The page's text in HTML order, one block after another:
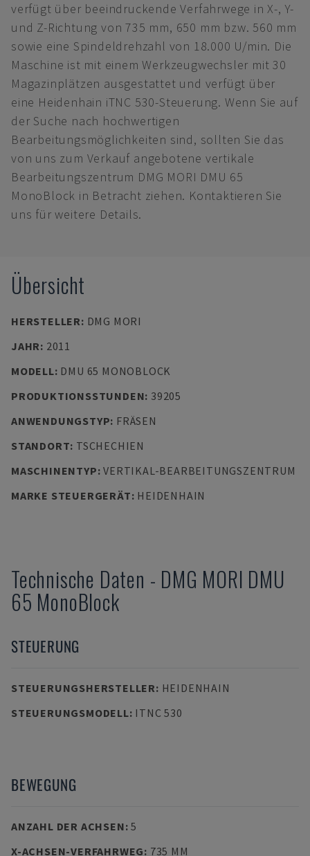
verfügt über beeindruckende Verfahrwege in X-, Y-
und Z-Richtung von 735 mm, 650 mm bzw. 560 mm
sowie eine Spindeldrehzahl von 18.000 U/min. Die
Maschine ist mit einem Werkzeugwechsler mit 30
Magazinplätzen ausgestattet und verfügt über
eine Heidenhain iTNC 530-Steuerung. Wenn Sie auf
der Suche nach hochwertigen
Bearbeitungsmöglichkeiten sind, sollten Sie das
von uns zum Verkauf angebotene vertikale
Bearbeitungszentrum DMG MORI DMU 65
MonoBlock in Betracht ziehen. Kontaktieren Sie
uns für weitere Details.
Übersicht
HERSTELLER: DMG MORI
JAHR: 2011
MODELL: DMU 65 MONOBLOCK
PRODUKTIONSSTUNDEN: 39205
ANWENDUNGSTYP: FRÄSEN
STANDORT: TSCHECHIEN
MASCHINENTYP:VERTIKAL-BEARBEITUNGSZENTRUM
MARKE STEUERGERÄT: HEIDENHAIN
Technische Daten - DMG MORI DMU
65 MonoBlock
STEUERUNG
STEUERUNGSHERSTELLER: HEIDENHAIN
STEUERUNGSMODELL: ITNC 530
BEWEGUNG
ANZAHL DER ACHSEN:5
X-ACHSEN-VERFAHRWEG: 735 MM